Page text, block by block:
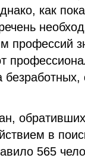
как
профессий
безработных,
в
565